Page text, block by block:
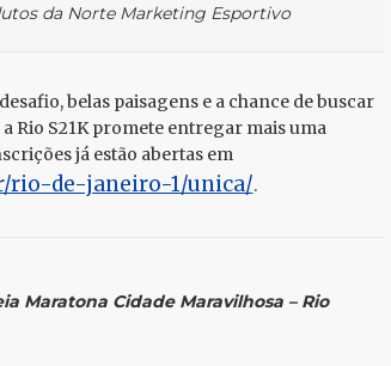
da Norte Marketing Esportivo
belas paisagens e a chance de buscar
Rio S21K promete entregar mais uma
já estão abertas em
rio-de-janeiro-1/unica/.
Maratona Cidade Maravilhosa – Rio